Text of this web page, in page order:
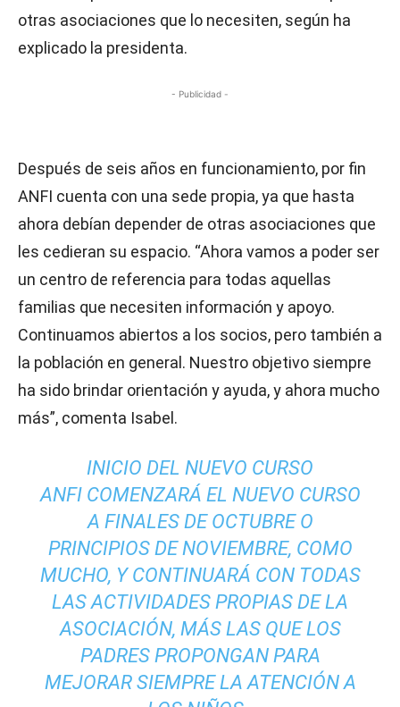
otras asociaciones que lo necesiten, según ha
explicado la presidenta.
- Publicidad -
Después de seis años en funcionamiento, por fin
ANFI cuenta con una sede propia, ya que hasta
ahora debían depender de otras asociaciones que
les cedieran su espacio. “Ahora vamos a poder ser
un centro de referencia para todas aquellas
familias que necesiten información y apoyo.
Continuamos abiertos a los socios, pero también a
la población en general. Nuestro objetivo siempre
ha sido brindar orientación y ayuda, y ahora mucho
más”, comenta Isabel.
INICIO DEL NUEVO CURSO
ANFI COMENZARÁ EL NUEVO CURSO
A FINALES DE OCTUBRE O
PRINCIPIOS DE NOVIEMBRE, COMO
MUCHO, Y CONTINUARÁ CON TODAS
LAS ACTIVIDADES PROPIAS DE LA
ASOCIACIÓN, MÁS LAS QUE LOS
PADRES PROPONGAN PARA
MEJORAR SIEMPRE LA ATENCIÓN A